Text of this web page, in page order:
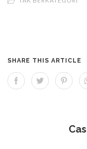
SHARE THIS ARTICLE